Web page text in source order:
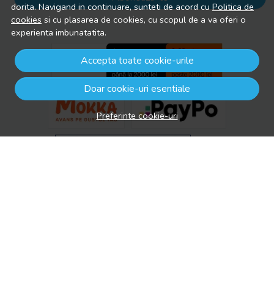
dorita. Navigand in continuare, sunteti de acord cuPolitica de
cookies si cu plasarea de cookies, cu scopul de a va oferi o
experienta imbunatatita.
Accepta toate cookie-urile
Doar cookie-uri esentiale
Preferinte cookie-uri